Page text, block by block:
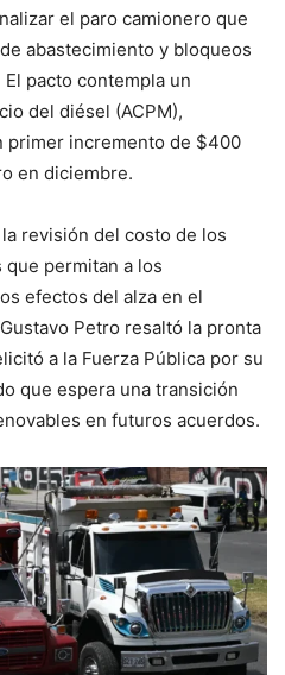
el paro camionero que
abastecimiento y bloqueos
pacto contempla un
del diésel (ACPM),
primer incremento de $400
en diciembre.
revisión del costo de los
permitan a los
efectos del alza en el
Petro resaltó la pronta
a la Fuerza Pública por su
que espera una transición
en futuros acuerdos.